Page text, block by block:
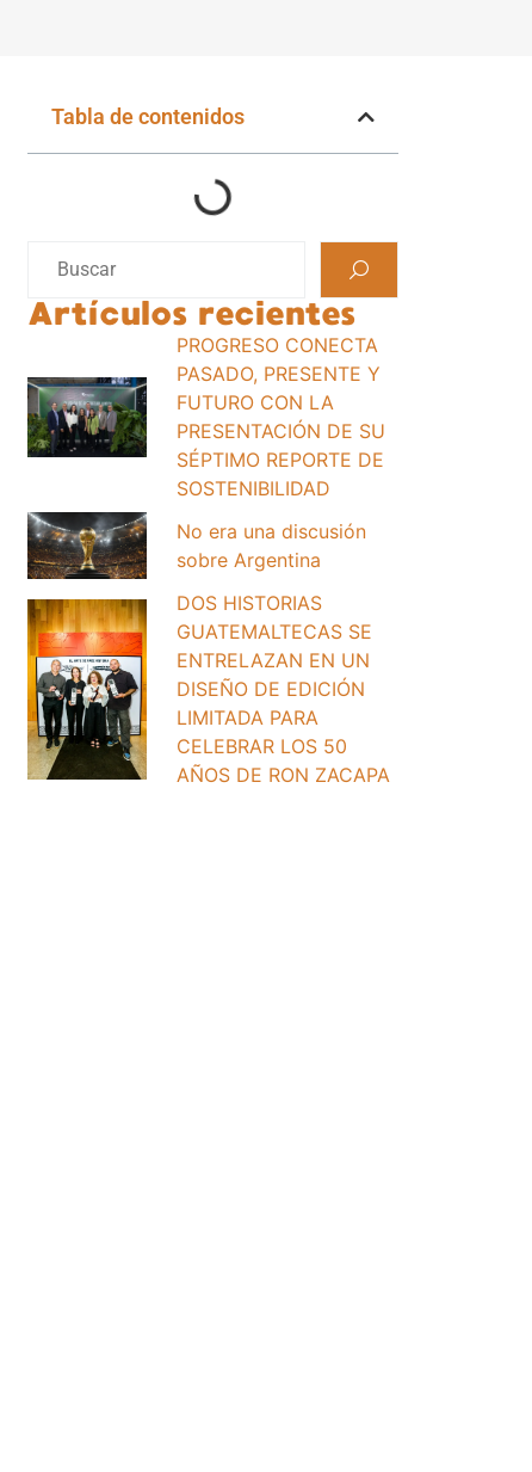
Tabla de contenidos
Artículos recientes
PROGRESO CONECTA
PASADO, PRESENTE Y
FUTURO CON LA
PRESENTACIÓN DE SU
SÉPTIMO REPORTE DE
SOSTENIBILIDAD
No era una discusión
sobre Argentina
DOS HISTORIAS
GUATEMALTECAS SE
ENTRELAZAN EN UN
DISEÑO DE EDICIÓN
LIMITADA PARA
CELEBRAR LOS 50
AÑOS DE RON ZACAPA